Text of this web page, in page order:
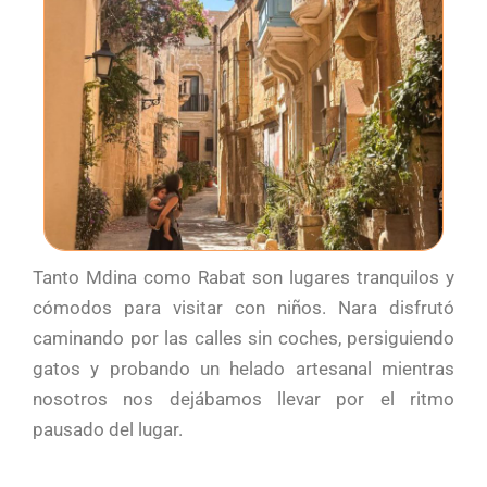
Tanto Mdina como Rabat son lugares tranquilos y
cómodos para visitar con niños. Nara disfrutó
caminando por las calles sin coches, persiguiendo
gatos y probando un helado artesanal mientras
nosotros nos dejábamos llevar por el ritmo
pausado del lugar.